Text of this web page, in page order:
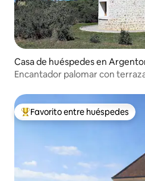
Casa de huéspedes en
Encantador palomar con
Favorito entre huéspedes
Favorito entre huéspedes